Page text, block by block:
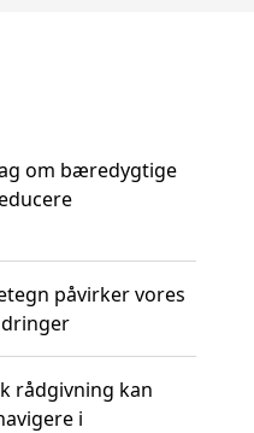
om bæredygtige
påvirker vores
rådgivning kan
i